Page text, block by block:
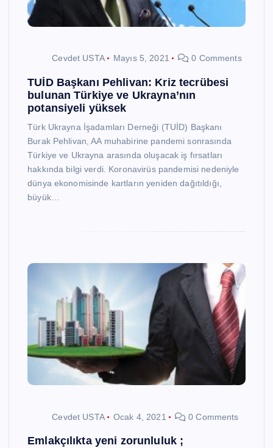
Cevdet USTA Mayıs 5, 2021 0 Comments
TUİD Başkanı Pehlivan: Kriz tecrübesi
bulunan Türkiye ve Ukrayna’nın
potansiyeli yüksek
Türk Ukrayna İşadamları Derneği (TUİD) Başkanı
Burak Pehlivan, AA muhabirine pandemi sonrasında
Türkiye ve Ukrayna arasında oluşacak iş fırsatları
hakkında bilgi verdi. Koronavirüs pandemisi nedeniyle
dünya ekonomisinde kartların yeniden dağıtıldığı,
büyük…
Cevdet USTA Ocak 4, 2021 0 Comments
Emlakçılıkta yeni zorunluluk ;